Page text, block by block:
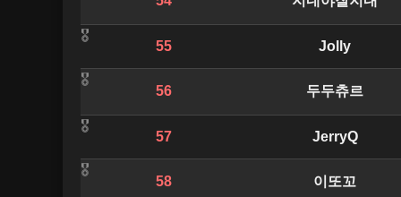
55 Jolly
56 두두츄르
57 JerryQ
58 이또꼬